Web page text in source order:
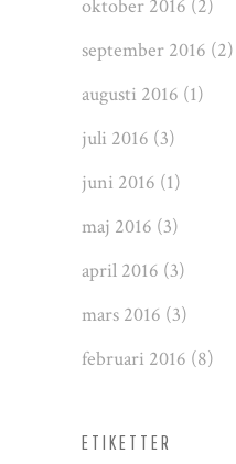
oktober 2016 (2)
september 2016 (2)
augusti 2016 (1)
juli 2016 (3)
juni 2016 (1)
maj 2016 (3)
april 2016 (3)
mars 2016 (3)
februari 2016 (8)
ETIKETTER